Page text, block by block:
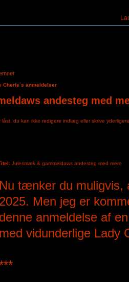
Cherie´s anmeldelser
andesteg med
Julesmæk & gammeldaws andesteg med mere
Nu tænker du muligvis,
2025. Men jeg er
denne anmeldelse af
med vidunderlige Lady